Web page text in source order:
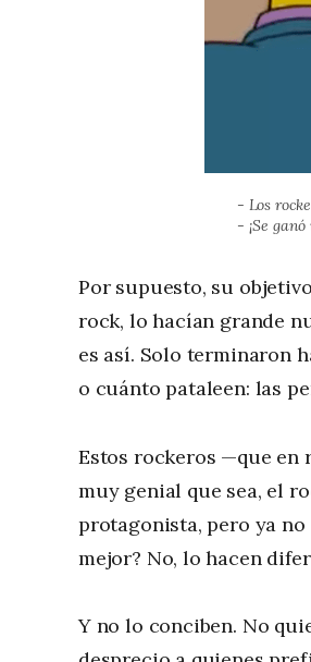
- Los
- ¡Se
Por supuesto, su
rock, lo hacían grande
es así. Solo terminaron
o cuánto pataleen: las
Estos rockeros —que en
muy genial que sea, el
protagonista, pero ya no
mejor? No, lo hacen
Y no lo conciben. No